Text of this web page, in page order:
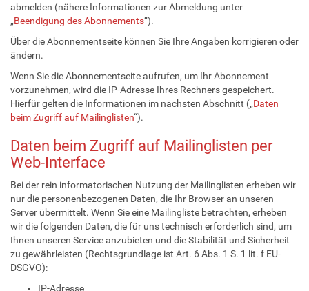
abmelden (nähere Informationen zur Abmeldung unter
„Beendigung des Abonnements“).
Über die Abonnementseite können Sie Ihre Angaben korrigieren oder
ändern.
Wenn Sie die Abonnementseite aufrufen, um Ihr Abonnement
vorzunehmen, wird die IP-Adresse Ihres Rechners gespeichert.
Hierfür gelten die Informationen im nächsten Abschnitt („Daten
beim Zugriff auf Mailinglisten“).
Daten beim Zugriff auf Mailinglisten per
Web-Interface
Bei der rein informatorischen Nutzung der Mailinglisten erheben wir
nur die personenbezogenen Daten, die Ihr Browser an unseren
Server übermittelt. Wenn Sie eine Mailingliste betrachten, erheben
wir die folgenden Daten, die für uns technisch erforderlich sind, um
Ihnen unseren Service anzubieten und die Stabilität und Sicherheit
zu gewährleisten (Rechtsgrundlage ist Art. 6 Abs. 1 S. 1 lit. f EU-
DSGVO):
IP-Adresse